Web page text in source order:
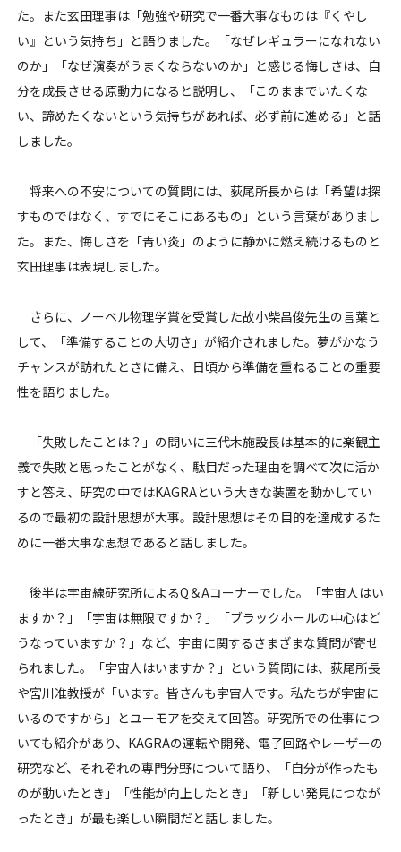
た。また玄田理事は「勉強や研究で一番大事なものは『くやし
い』という気持ち」と語りました。「なぜレギュラーになれない
のか」「なぜ演奏がうまくならないのか」と感じる悔しさは、自
分を成長させる原動力になると説明し、「このままでいたくな
い、諦めたくないという気持ちがあれば、必ず前に進める」と話
しました。
将来への不安についての質問には、荻尾所長からは「希望は探
すものではなく、すでにそこにあるもの」という言葉がありまし
た。また、悔しさを「青い炎」のように静かに燃え続けるものと
玄田理事は表現しました。
さらに、ノーベル物理学賞を受賞した故小柴昌俊先生の言葉と
して、「準備することの大切さ」が紹介されました。夢がかなう
チャンスが訪れたときに備え、日頃から準備を重ねることの重要
性を語りました。
「失敗したことは？」の問いに三代木施設長は基本的に楽観主
義で失敗と思ったことがなく、駄目だった理由を調べて次に活か
すと答え、研究の中ではKAGRAという大きな装置を動かしてい
るので最初の設計思想が大事。設計思想はその目的を達成するた
めに一番大事な思想であると話しました。
後半は宇宙線研究所によるQ＆Aコーナーでした。「宇宙人はい
ますか？」「宇宙は無限ですか？」「ブラックホールの中心はど
うなっていますか？」など、宇宙に関するさまざまな質問が寄せ
られました。「宇宙人はいますか？」という質問には、荻尾所長
や宮川准教授が「います。皆さんも宇宙人です。私たちが宇宙に
いるのですから」とユーモアを交えて回答。研究所での仕事につ
いても紹介があり、 KAGRAの運転や開発、電子回路やレーザーの
研究など、それぞれの専門分野について語り、「自分が作ったも
のが動いたとき」「性能が向上したとき」「新しい発見につなが
ったとき」が最も楽しい瞬間だと話しました。